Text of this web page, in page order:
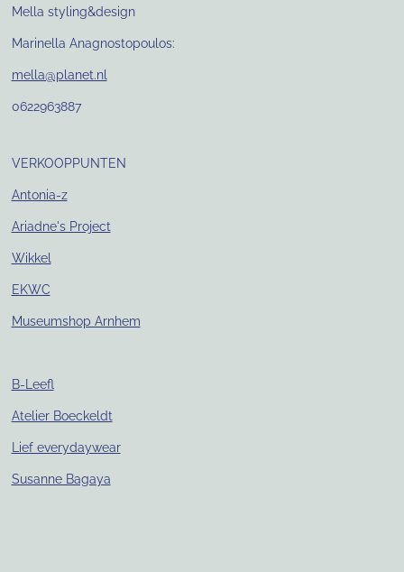
Mella styling&design
Marinella Anagnostopoulos:
mella@planet.nl
0622963887
VERKOOPPUNTEN
Antonia-z
Ariadne's Project
Wikkel
EKWC
Museumshop Arnhem
B-Leefl
Atelier Boeckeldt
Lief everydaywear
Susanne Bagaya